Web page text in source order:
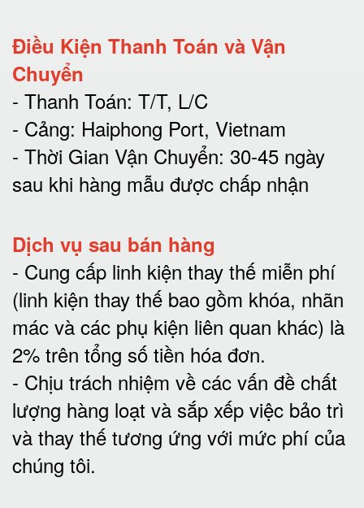
Điều Kiện Thanh Toán và Vận
Chuyển
- Thanh Toán: T/T, L/C
- Cảng: Haiphong Port, Vietnam
- Thời Gian Vận Chuyển: 30-45 ngày
sau khi hàng mẫu được chấp nhận
Dịch vụ sau bán hàng
- Cung cấp linh kiện thay thế miễn phí
(linh kiện thay thế bao gồm khóa, nhãn
mác và các phụ kiện liên quan khác) là
2% trên tổng số tiền hóa đơn.
- Chịu trách nhiệm về các vấn đề chất
lượng hàng loạt và sắp xếp việc bảo trì
và thay thế tương ứng với mức phí của
chúng tôi.